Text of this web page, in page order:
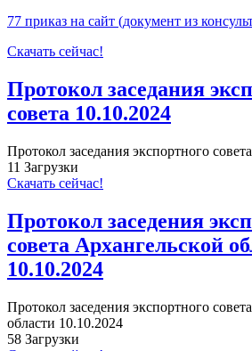
77 приказ на сайт (документ из
Скачать сейчас!
Протокол заседания
совета 10.10.2024
Протокол заседания экспортного
11 Загрузки
Скачать сейчас!
Протокол заседения
совета Архангельской
10.10.2024
Протокол заседения экспортного
области 10.10.2024
58 Загрузки